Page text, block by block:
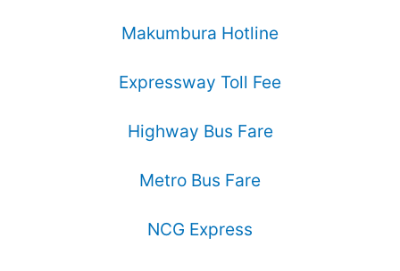
Makumbura Hotline
Expressway Toll Fee
Highway Bus Fare
Metro Bus Fare
NCG Express